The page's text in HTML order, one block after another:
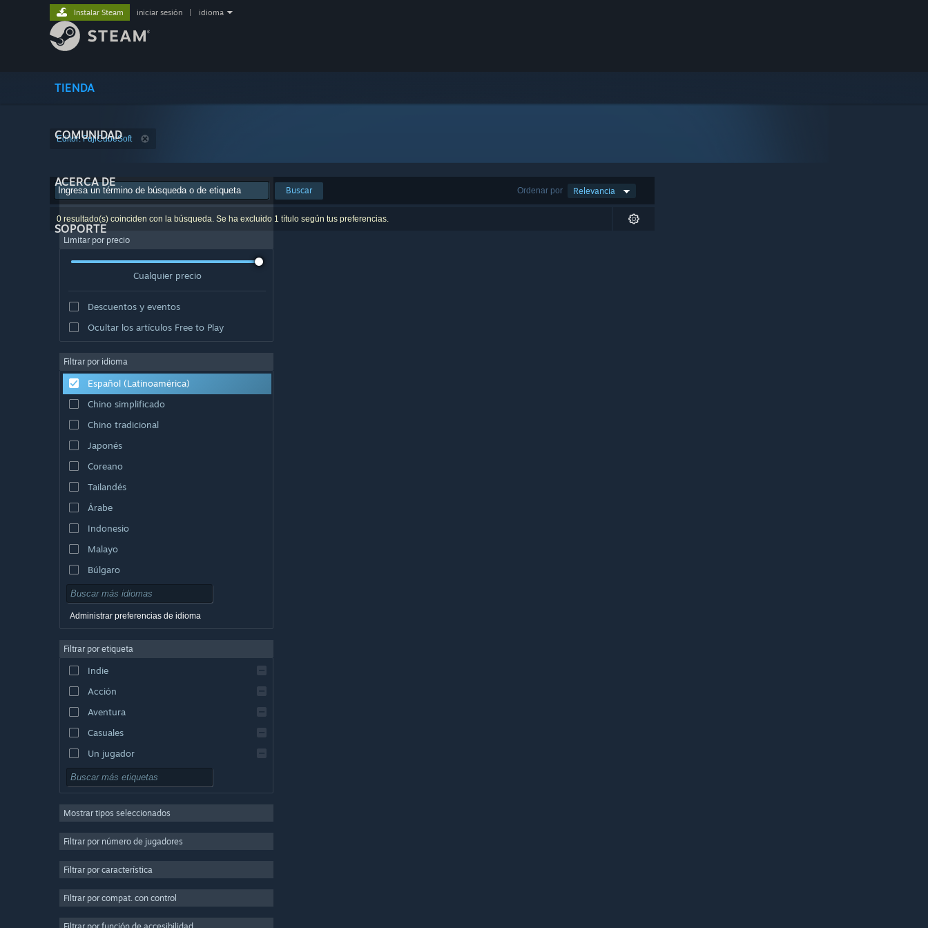
TIENDA
COMUNIDAD
ACERCA DE
SOPORTE
Instalar Steam iniciar sesión idioma
Editor: FujiCubeSoft
Ordenar por Relevancia
Buscar
0 resultado(s) coinciden con la búsqueda. Se ha excluido 1 título según tus preferencias.
Limitar por precio
Cualquier precio
Descuentos y eventos
Ocultar los artículos Free to Play
Filtrar por idioma
Español (Latinoamérica)
Chino simplificado
Chino tradicional
Japonés
Coreano
Tailandés
Árabe
Indonesio
Malayo
Búlgaro
Checo
Danés
Inglés
Español (España)
Griego
Administrar preferencias de idioma
Filtrar por etiqueta
Indie
Acción
Aventura
Casuales
Un jugador
Simuladores
Estrategia
3D
Free to Play
Mostrar tipos seleccionados
Filtrar por número de jugadores
Filtrar por característica
Filtrar por compat. con control